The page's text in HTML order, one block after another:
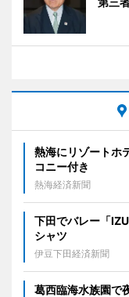
熱海にリゾート
コニー付き
熱海経済新聞
下田でバレー「
シャツ
伊豆下田経済新聞
葛西臨海水族園で